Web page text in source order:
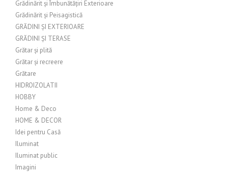
Grădinărit și Îmbunătățiri Exterioare
Grădinărit și Peisagistică
GRĂDINI ȘI EXTERIOARE
GRĂDINI ȘI TERASE
Grătar și plită
Grătar și recreere
Grătare
HIDROIZOLATII
HOBBY
Home & Deco
HOME & DECOR
Idei pentru Casă
Iluminat
Iluminat public
Imagini